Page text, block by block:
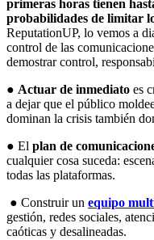
primeras horas tienen
probabilidades de limitar
ReputationUP, lo vemos a
control de las
demostrar control,
● Actuar de inmediato es
a dejar que el público
dominan la crisis también
● El plan de
cualquier cosa suceda:
todas las plataformas.
● Construir un equipo
gestión, redes sociales,
caóticas y desalineadas.